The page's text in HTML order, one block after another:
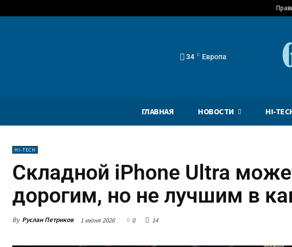
34 C Европа
ГЛАВНАЯ НОВОСТИ HI-
HI-TECH
Складной iPhone Ultra
дорогим, но не лучшим в
By Руслан Петриков 1 июня 2026 0 14